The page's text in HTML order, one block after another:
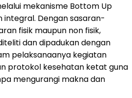
mekanisme Bottom Up
integral. Dengan sasaran-
fisik maupun non fisik,
dan dipadukan dengan
pelaksanaanya kegiatan
protokol kesehatan ketat guna
mengurangi makna dan